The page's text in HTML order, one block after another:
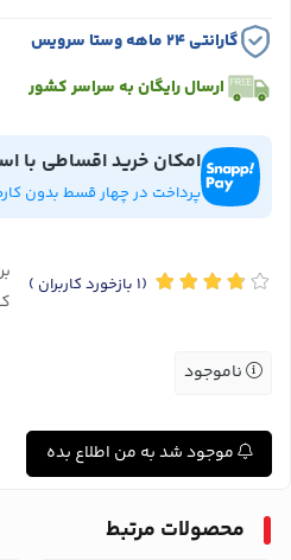
گارانتی ۲۴ ماهه وستا سرویس
ارسال رایگان به سراسر کشور
امکان خرید اقساطی با
پرداخت در چهار قسط بدون
(1 بازخورد کاربران )
ناموجود
موجود شد به من اطلاع بده
محصولات مرتبط